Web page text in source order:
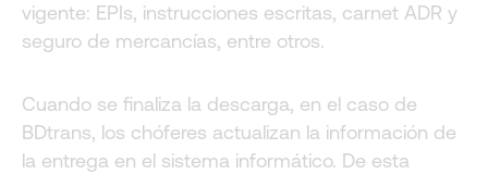
vigente: EPIs, instrucciones escritas, carnet ADR y
seguro de mercancías, entre otros.
Cuando se finaliza la descarga, en el caso de
BDtrans, los chóferes actualizan la información de
la entrega en el sistema informático. De esta